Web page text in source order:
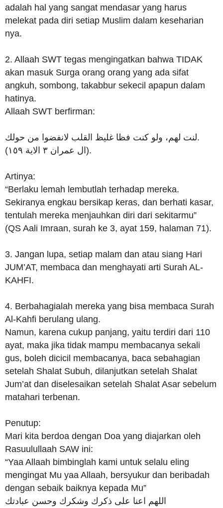
adalah hal yang sangat mendasar yang harus
melekat pada diri setiap Muslim dalam keseharian
nya.
2. Allaah SWT tegas mengingatkan bahwa TIDAK
akan masuk Surga orang orang yang ada sifat
angkuh, sombong, takabbur sekecil apapun dalam
hatinya.
Allaah SWT berfirman:
لنت لهم، ولو كنت فظا غليظ القلب لانفضوا من حولك.
(ال عمران ٣ الاية ١٥٩).
Artinya:
“Berlaku lemah lembutlah terhadap mereka.
Sekiranya engkau bersikap keras, dan berhati kasar,
tentulah mereka menjauhkan diri dari sekitarmu”
(QS Aali Imraan, surah ke 3, ayat 159, halaman 71).
3. Jangan lupa, setiap malam dan atau siang Hari
JUM’AT, membaca dan menghayati arti Surah AL-
KAHFI.
4. Berbahagialah mereka yang bisa membaca Surah
Al-Kahfi berulang ulang.
Namun, karena cukup panjang, yaitu terdiri dari 110
ayat, maka jika tidak mampu membacanya sekali
gus, boleh dicicil membacanya, baca sebahagian
setelah Shalat Subuh, dilanjutkan setelah Shalat
Jum’at dan diselesaikan setelah Shalat Asar sebelum
matahari terbenan.
Penutup:
Mari kita berdoa dengan Doa yang diajarkan oleh
Rasuulullaah SAW ini:
“Yaa Allaah bimbinglah kami untuk selalu eling
mengingat Mu yaa Allaah, bersyukur dan beribadah
dengan sebaik baiknya kepada Mu”
اللهم اعنا على ذكرك وشكرك وحسن عبادتك